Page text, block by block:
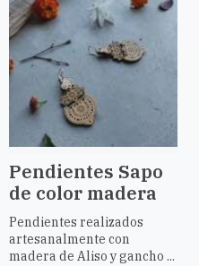
Pendientes Sapo
de color madera
Pendientes realizados
artesanalmente con
madera de Aliso y gancho ...